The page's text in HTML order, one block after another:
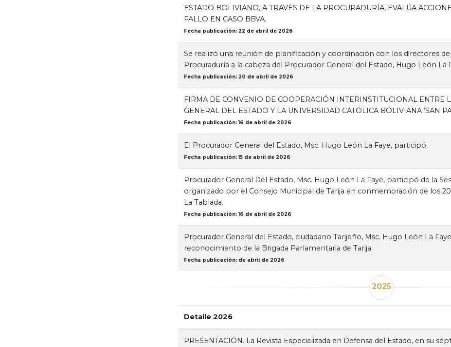
ESTADO BOLIVIANO, A TRAVÉS DE LA PROCURADURÍA, EVALÚA
FALLO EN CASO BBVA.
Fecha publicación: 22 de abril de 2026
Se realizó una reunión de planificación y coordinación con los directores
Procuraduría a la cabeza del Procurador General del Estado, Hugo León La
Fecha publicación: 20 de abril de 2026
FIRMA DE CONVENIO DE COOPERACIÓN INTERINSTITUCIONAL ENTRE
GENERAL DEL ESTADO Y LA UNIVERSIDAD CATÓLICA BOLIVIANA ‘SAN
Fecha publicación: 16 de abril de 2026
El Procurador General del Estado, Msc. Hugo León La Faye, participó.
Fecha publicación: 15 de abril de 2026
Procurador General Del Estado, Msc. Hugo León La Faye, participó de la
organizado por el Consejo Municipal de Tarija en conmemoración de los
La Tablada.
Fecha publicación: 16 de abril de 2026
Procurador General del Estado, ciudadano Tarijeño, Msc. Hugo León La
reconocimiento de la Brigada Parlamentaria de Tarija.
Fecha publicación: de abril de 2026
2025
Detalle 2026
PRESENTACIÓN. La Revista Especializada en Defensa del Estado, en su